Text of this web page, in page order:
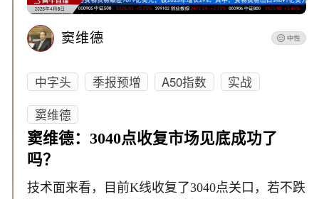
窦维德
中字头 季报预增 A50指数
实战
窦维德
窦维德：3040点收复市场见底成功了
吗？
技术面来看，目前K线收复了3040点关口，若不跌